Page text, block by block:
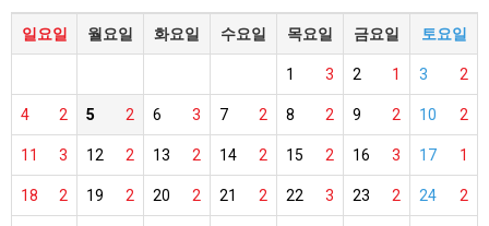
일요일 월요일 화요일 수요일 목요일 금요일 토요일
3
1 1
2 2
3
2
4 2
5 3
6 2
7 2
8 2
9 2
10
3
11 2
12 2
13 2
14 2
15 3
16 1
17
2
18 2
19 2
20 2
21 3
22 2
23 2
24